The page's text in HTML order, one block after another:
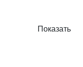
Показать